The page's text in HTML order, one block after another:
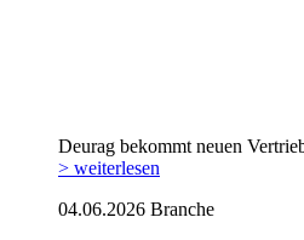
Deurag bekommt neuen
> weiterlesen
04.06.2026 Branche